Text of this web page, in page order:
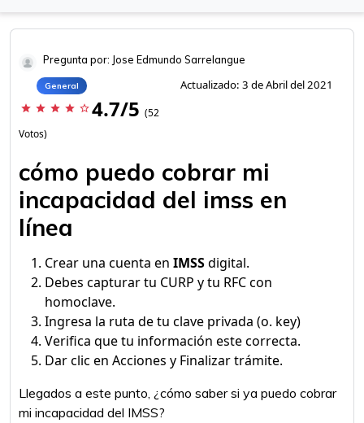
Pregunta por: Jose Edmundo Sarrelangue
General Actualizado: 3 de Abril del 2021
star star star star star_border 4.7/5 (52
Votos)
cómo puedo cobrar mi
incapacidad del imss en
línea
Crear una cuenta en IMSSdigital.
Debes capturar tu CURP y tu RFC con
homoclave.
Ingresa la ruta de tu clave privada (o. key)
Verifica que tu información este correcta.
Dar clic en Acciones y Finalizar trámite.
Llegados a este punto, ¿cómo saber si ya puedo cobrar
mi incapacidad del IMSS?